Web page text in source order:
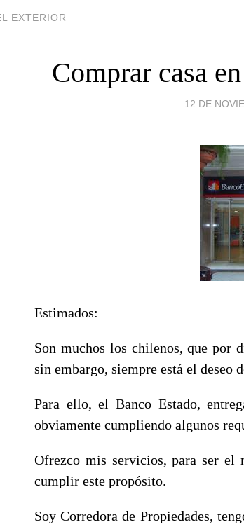
EXTERIOR
Comprar casa
12 DE
Estimados:
Son muchos los chilenos, que por
sin embargo, siempre está el deseo
Para ello, el Banco Estado,
obviamente cumpliendo algunos
Ofrezco mis servicios, para ser el
cumplir este propósito.
Soy Corredora de Propiedades,